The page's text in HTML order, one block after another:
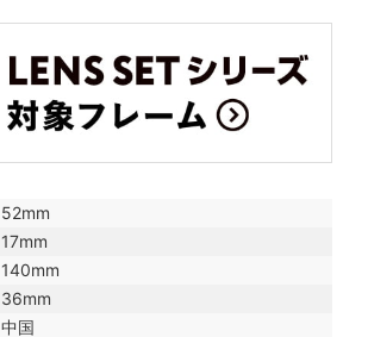
52mm
17mm
140mm
36mm
中国